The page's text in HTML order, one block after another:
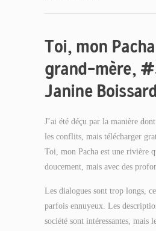
Toi, mon
grand-mère,
Janine
J’ai été déçu par la manière
les conflits, mais télécharger
Toi, mon Pacha est une rivière
doucement, mais avec des
Les dialogues sont trop longs,
parfois ennuyeux. Les
société sont intéressantes, mais